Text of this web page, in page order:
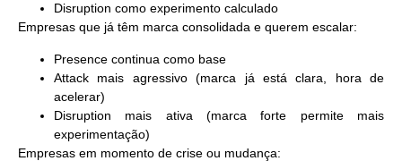
Disruption como experimento calculado
Empresas que já têm marca consolidada e querem escalar:
Presence continua como base
Attack mais agressivo (marca já está clara, hora de
acelerar)
Disruption mais ativa (marca forte permite mais
experimentação)
Empresas em momento de crise ou mudança: